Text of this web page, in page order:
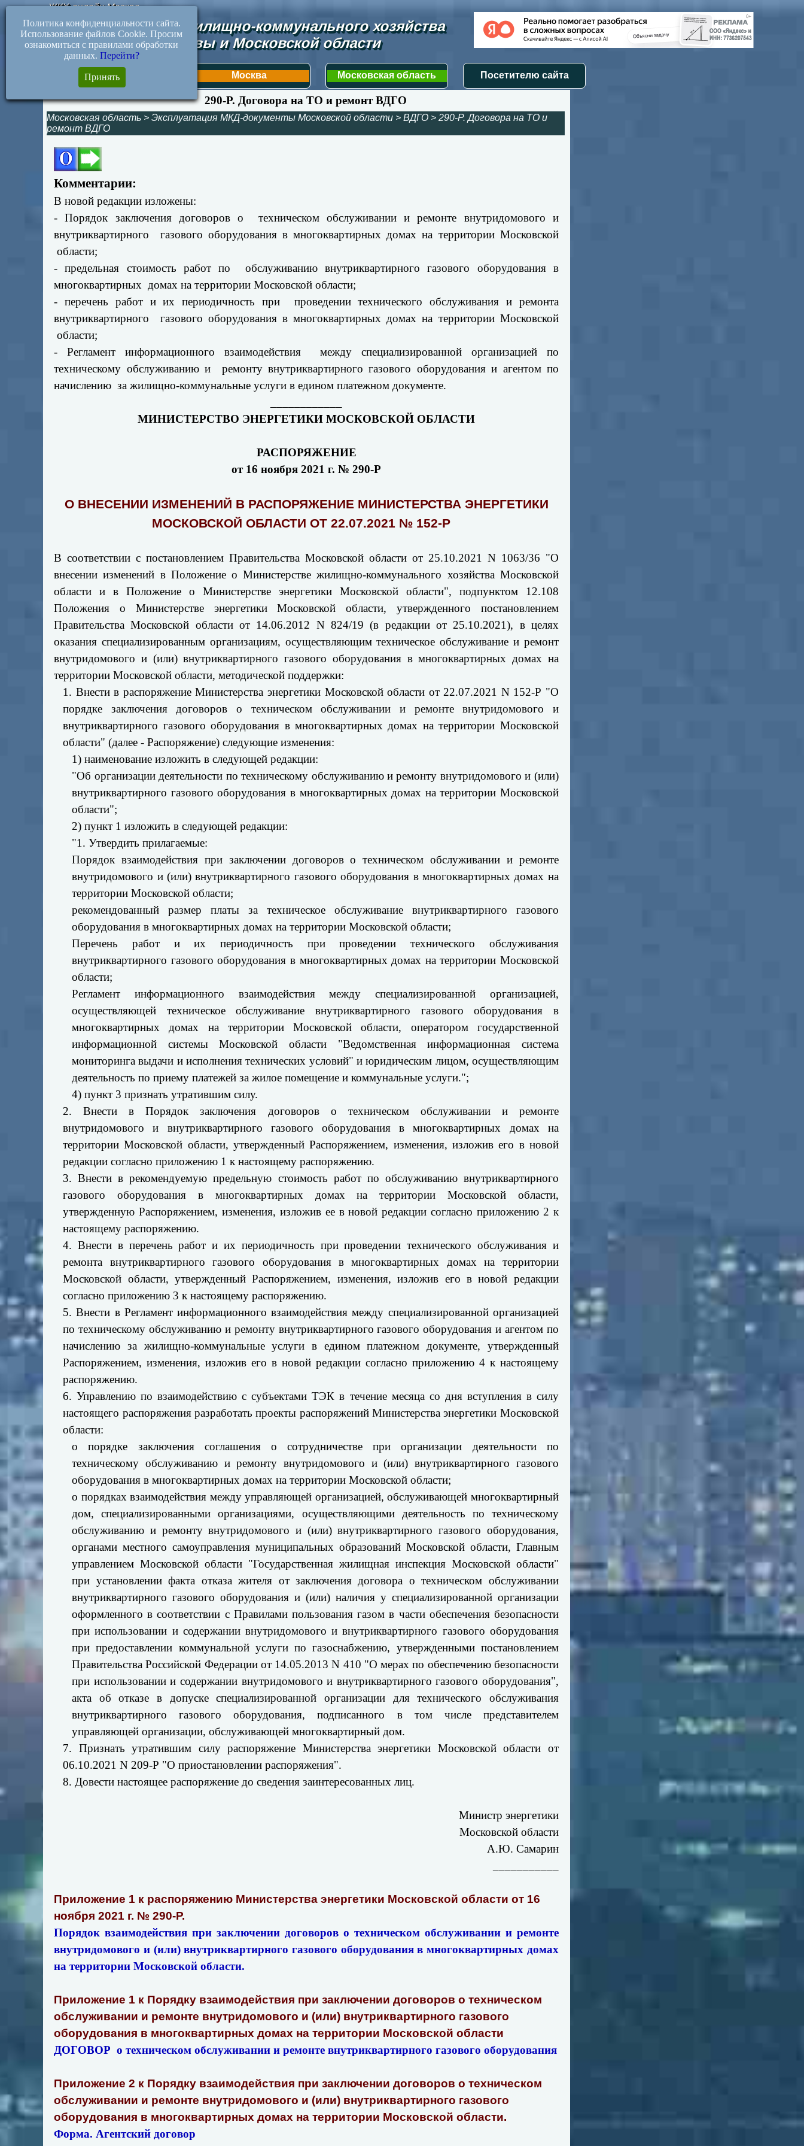
Первая Москва Московская область Посетителю сайта
Документы жилищно-коммунального хозяйства
Москвы и Московской области
ЖКХ-онлайн.Москва
290-Р. Договора на ТО и ремонт ВДГО
Московская область >Эксплуатация МКД-документы Московской области >ВДГО >290-Р. Договора на ТО и
ремонт ВДГО
Комментарии:
В новой редакции изложены:
- Порядок заключения договоров о техническом обслуживании и ремонте внутридомового и
внутриквартирного газового оборудования в многоквартирных домах на территории Московской
области;
- предельная стоимость работ по обслуживанию внутриквартирного газового оборудования в
многоквартирных домах на территории Московской области;
- перечень работ и их периодичность при проведении технического обслуживания и ремонта
внутриквартирного газового оборудования в многоквартирных домах на территории Московской
области;
- Регламент информационного взаимодействия между специализированной организацией по
техническому обслуживанию и ремонту внутриквартирного газового оборудования и агентом по
начислению за жилищно-коммунальные услуги в едином платежном документе.
МИНИСТЕРСТВО ЭНЕРГЕТИКИ МОСКОВСКОЙ ОБЛАСТИ
РАСПОРЯЖЕНИЕ
от 16 ноября 2021 г. № 290-Р
О ВНЕСЕНИИ ИЗМЕНЕНИЙ В РАСПОРЯЖЕНИЕ МИНИСТЕРСТВА ЭНЕРГЕТИКИ
МОСКОВСКОЙ ОБЛАСТИ ОТ 22.07.2021 № 152-Р
В соответствии с постановлением Правительства Московской области от 25.10.2021 N 1063/36 "О
внесении изменений в Положение о Министерстве жилищно-коммунального хозяйства Московской
области и в Положение о Министерстве энергетики Московской области", подпунктом 12.108
Положения о Министерстве энергетики Московской области, утвержденного постановлением
Правительства Московской области от 14.06.2012 N 824/19 (в редакции от 25.10.2021), в целях
оказания специализированным организациям, осуществляющим техническое обслуживание и ремонт
внутридомового и (или) внутриквартирного газового оборудования в многоквартирных домах на
территории Московской области, методической поддержки:
1. Внести в распоряжение Министерства энергетики Московской области от 22.07.2021 N 152-Р "О
порядке заключения договоров о техническом обслуживании и ремонте внутридомового и
внутриквартирного газового оборудования в многоквартирных домах на территории Московской
области" (далее - Распоряжение) следующие изменения:
1) наименование изложить в следующей редакции:
"Об организации деятельности по техническому обслуживанию и ремонту внутридомового и (или)
внутриквартирного газового оборудования в многоквартирных домах на территории Московской
области";
2) пункт 1 изложить в следующей редакции:
"1. Утвердить прилагаемые:
Порядок взаимодействия при заключении договоров о техническом обслуживании и ремонте
внутридомового и (или) внутриквартирного газового оборудования в многоквартирных домах на
территории Московской области;
рекомендованный размер платы за техническое обслуживание внутриквартирного газового
оборудования в многоквартирных домах на территории Московской области;
Перечень работ и их периодичность при проведении технического обслуживания
внутриквартирного газового оборудования в многоквартирных домах на территории Московской
области;
Регламент информационного взаимодействия между специализированной организацией,
осуществляющей техническое обслуживание внутриквартирного газового оборудования в
многоквартирных домах на территории Московской области, оператором государственной
информационной системы Московской области "Ведомственная информационная система
мониторинга выдачи и исполнения технических условий" и юридическим лицом, осуществляющим
деятельность по приему платежей за жилое помещение и коммунальные услуги.";
4) пункт 3 признать утратившим силу.
2. Внести в Порядок заключения договоров о техническом обслуживании и ремонте
внутридомового и внутриквартирного газового оборудования в многоквартирных домах на
территории Московской области, утвержденный Распоряжением, изменения, изложив его в новой
редакции согласно приложению 1 к настоящему распоряжению.
3. Внести в рекомендуемую предельную стоимость работ по обслуживанию внутриквартирного
газового оборудования в многоквартирных домах на территории Московской области,
утвержденную Распоряжением, изменения, изложив ее в новой редакции согласно приложению 2 к
настоящему распоряжению.
4. Внести в перечень работ и их периодичность при проведении технического обслуживания и
ремонта внутриквартирного газового оборудования в многоквартирных домах на территории
Московской области, утвержденный Распоряжением, изменения, изложив его в новой редакции
согласно приложению 3 к настоящему распоряжению.
5. Внести в Регламент информационного взаимодействия между специализированной организацией
по техническому обслуживанию и ремонту внутриквартирного газового оборудования и агентом по
начислению за жилищно-коммунальные услуги в едином платежном документе, утвержденный
Распоряжением, изменения, изложив его в новой редакции согласно приложению 4 к настоящему
распоряжению.
6. Управлению по взаимодействию с субъектами ТЭК в течение месяца со дня вступления в силу
настоящего распоряжения разработать проекты распоряжений Министерства энергетики Московской
области:
о порядке заключения соглашения о сотрудничестве при организации деятельности по
техническому обслуживанию и ремонту внутридомового и (или) внутриквартирного газового
оборудования в многоквартирных домах на территории Московской области;
о порядках взаимодействия между управляющей организацией, обслуживающей многоквартирный
дом, специализированными организациями, осуществляющими деятельность по техническому
обслуживанию и ремонту внутридомового и (или) внутриквартирного газового оборудования,
органами местного самоуправления муниципальных образований Московской области, Главным
управлением Московской области "Государственная жилищная инспекция Московской области"
при установлении факта отказа жителя от заключения договора о техническом обслуживании
внутриквартирного газового оборудования и (или) наличия у специализированной организации
оформленного в соответствии с Правилами пользования газом в части обеспечения безопасности
при использовании и содержании внутридомового и внутриквартирного газового оборудования
при предоставлении коммунальной услуги по газоснабжению, утвержденными постановлением
Правительства Российской Федерации от 14.05.2013 N 410 "О мерах по обеспечению безопасности
при использовании и содержании внутридомового и внутриквартирного газового оборудования",
акта об отказе в допуске специализированной организации для технического обслуживания
внутриквартирного газового оборудования, подписанного в том числе представителем
управляющей организации, обслуживающей многоквартирный дом.
7. Признать утратившим силу распоряжение Министерства энергетики Московской области от
06.10.2021 N 209-Р "О приостановлении распоряжения".
8. Довести настоящее распоряжение до сведения заинтересованных лиц.
Министр энергетики
Московской области
А.Ю. Самарин
Приложение 1 к распоряжению Министерства энергетики Московской области от 16
ноября 2021 г. № 290-Р.
Порядок взаимодействия при заключении договоров о техническом обслуживании и ремонте
внутридомового и (или) внутриквартирного газового оборудования в многоквартирных домах
на территории Московской области.
Приложение 1 к Порядку взаимодействия при заключении договоров о техническом
обслуживании и ремонте внутридомового и (или) внутриквартирного газового
оборудования в многоквартирных домах на территории Московской области
ДОГОВОР о техническом обслуживании и ремонте внутриквартирного газового оборудования
Приложение 2 к Порядку взаимодействия при заключении договоров о техническом
обслуживании и ремонте внутридомового и (или) внутриквартирного газового
оборудования в многоквартирных домах на территории Московской области.
Форма. Агентский договор
Политика конфиденциальности сайта.
Использование файлов Cookie. Просим
ознакомиться с правилами обработки
данных. Перейти?
Принять